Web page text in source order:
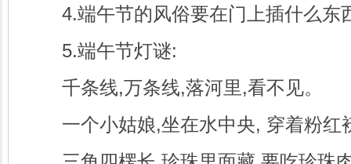
4.端午节的风俗要在门上插什么东
5.端午节灯谜:
千条线,万条线,落河里,看不见。
一个小姑娘,坐在水中央, 穿着粉红